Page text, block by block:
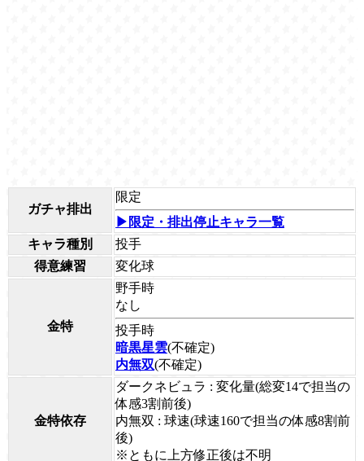
ガチャ排出
限定
▶限定・排出停止キャラ一覧
キャラ種別
投手
得意練習
変化球
金特
野手時
なし
投手時
暗黒星雲(不確定)
内無双(不確定)
金特依存
ダークネビュラ : 変化量(総変14で担当の
体感3割前後)
内無双 : 球速(球速160で担当の体感8割前
後)
※ともに上方修正後は不明